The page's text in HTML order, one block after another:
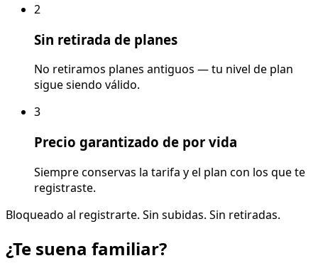
2
Sin retirada de planes
No retiramos planes antiguos — tu nivel de plan
sigue siendo válido.
3
Precio garantizado de por vida
Siempre conservas la tarifa y el plan con los que te
registraste.
Bloqueado al registrarte. Sin subidas. Sin retiradas.
¿Te suena familiar?